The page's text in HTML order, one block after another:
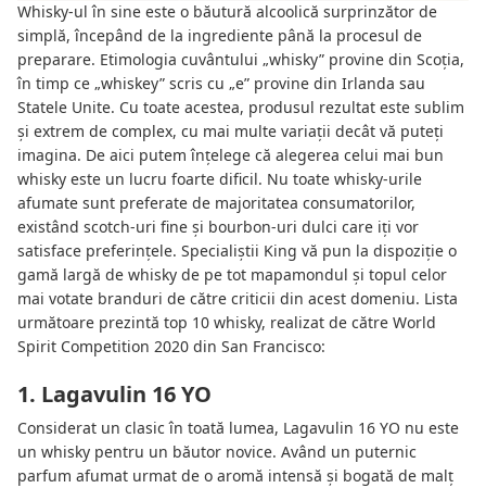
Whisky-ul în sine este o băutură alcoolică surprinzător de
simplă, începând de la ingrediente până la procesul de
preparare. Etimologia cuvântului „whisky” provine din Scoția,
în timp ce „whiskey” scris cu „e” provine din Irlanda sau
Statele Unite. Cu toate acestea, produsul rezultat este sublim
și extrem de complex, cu mai multe variații decât vă puteți
imagina. De aici putem înțelege că alegerea celui mai bun
whisky este un lucru foarte dificil. Nu toate whisky-urile
afumate sunt preferate de majoritatea consumatorilor,
existând scotch-uri fine și bourbon-uri dulci care iți vor
satisface preferințele. Specialiștii King vă pun la dispoziție o
gamă largă de whisky de pe tot mapamondul și topul celor
mai votate branduri de către criticii din acest domeniu. Lista
următoare prezintă top 10 whisky, realizat de către World
Spirit Competition 2020 din San Francisco:
1. Lagavulin 16 YO
Considerat un clasic în toată lumea, Lagavulin 16 YO nu este
un whisky pentru un băutor novice. Având un puternic
parfum afumat urmat de o aromă intensă și bogată de malț